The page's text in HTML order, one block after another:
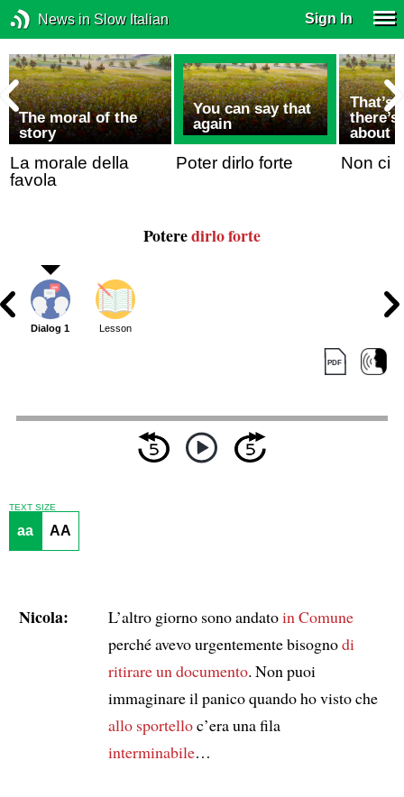
News in Slow Italian Sign In
The moral of the
story
La morale della
favola
You can say that
again
Poter dirlo forte
That’s
about it
Non ci
Poteredirlo forte
Dialog 1 Lesson
TEXT SIZE
aa AA
Nicola: L’altro giorno sono andatoin Comune
perché avevo urgentemente bisognodi
ritirare un documento. Non puoi
immaginare il panico quando ho visto che
allo sportelloc’era una fila
interminabile…